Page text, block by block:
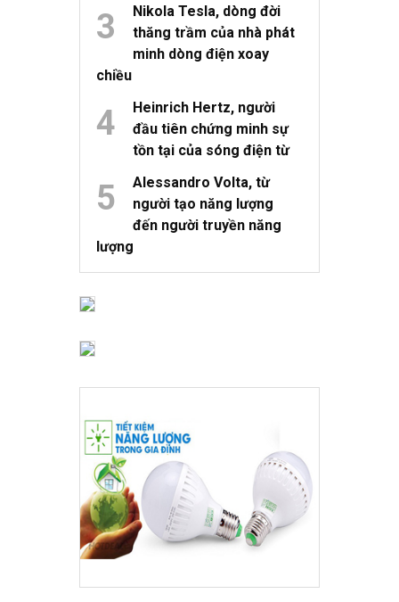
Nikola Tesla, dòng đời
thăng trầm của nhà phát
minh dòng điện xoay
chiều
Heinrich Hertz, người
đầu tiên chứng minh sự
tồn tại của sóng điện từ
Alessandro Volta, từ
người tạo năng lượng
đến người truyền năng
lượng